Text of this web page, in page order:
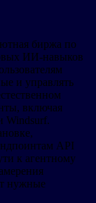
биржа по
ИИ-навыков
и управлять
включая
Windsurf.
API
к агентному
нужные